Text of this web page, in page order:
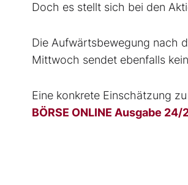
Doch es stellt sich bei den
Die Aufwärtsbewegung nach
Mittwoch sendet ebenfalls
Eine konkrete Einschätzung
BÖRSE ONLINE Ausgabe 24/